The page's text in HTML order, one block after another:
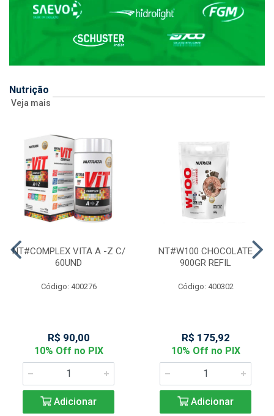
Nutrição
Veja mais
NT#COMPLEX VITA A -Z C/
60UND
Código: 400276
R$ 90,00
10% Off no PIX
Adicionar
NT#W100 CHOCOLATE
900GR REFIL
Código: 400302
R$ 175,92
10% Off no PIX
Adicionar